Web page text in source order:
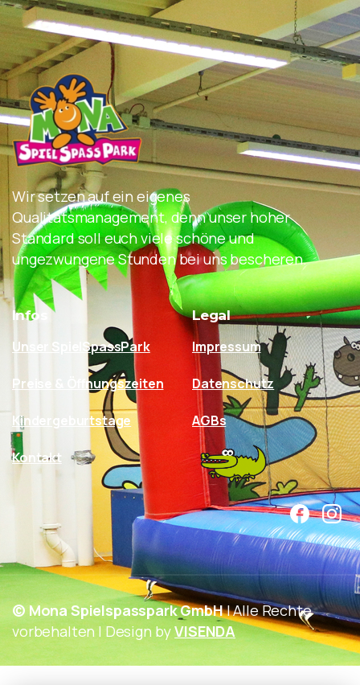
Wir setzen auf ein eigenes
Qualitätsmanagement, denn unser hoher
Standard soll euch viele schöne und
ungezwungene Stunden bei uns bescheren.
Infos
Unser SpielSpassPark
Preise & Öffnungszeiten
Kindergeburtstage
Kontakt
Legal
Impressum
Datenschutz
AGBs
© Mona Spielspasspark GmbH| Alle Rechte
vorbehalten | Design byVISENDA